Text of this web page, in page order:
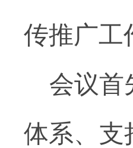
传推广工
会议首
体系、支